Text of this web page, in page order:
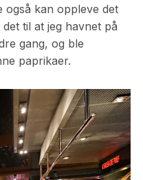
også kan oppleve det
til at jeg havnet på
gang, og ble
paprikaer.